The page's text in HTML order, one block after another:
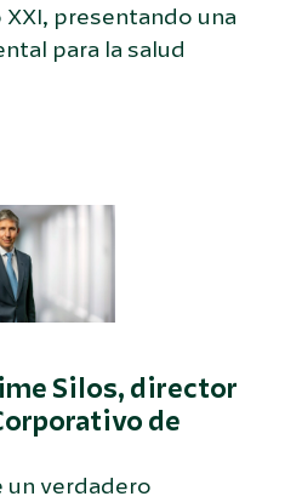
presentando una
para la salud
Silos, director
de
un verdadero